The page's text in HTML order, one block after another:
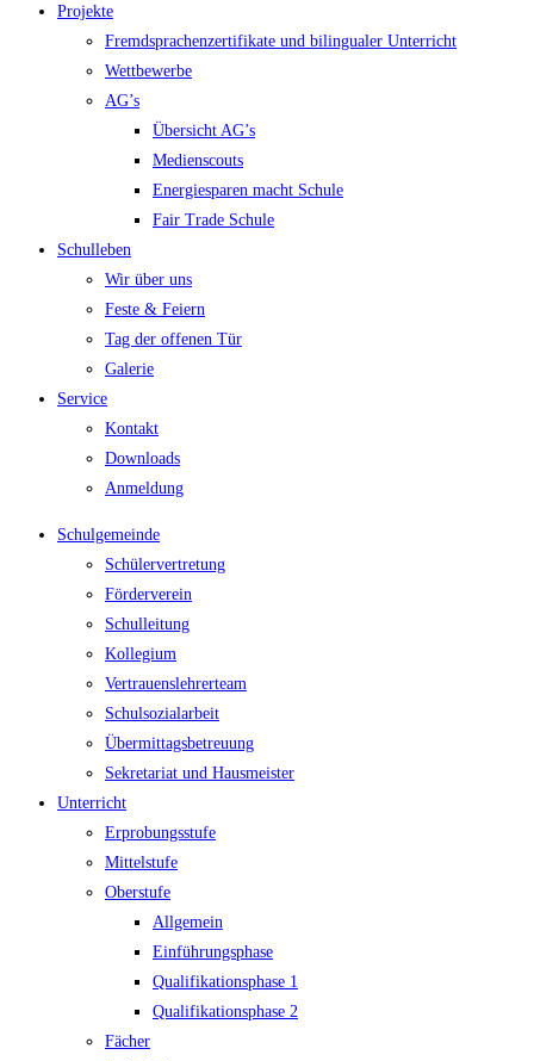
Projekte
Fremdsprachenzertifikate und bilingualer Unterricht
Wettbewerbe
AG’s
Übersicht AG’s
Medienscouts
Energiesparen macht Schule
Fair Trade Schule
Schulleben
Wir über uns
Feste & Feiern
Tag der offenen Tür
Galerie
Service
Kontakt
Downloads
Anmeldung
Schulgemeinde
Schülervertretung
Förderverein
Schulleitung
Kollegium
Vertrauenslehrerteam
Schulsozialarbeit
Übermittagsbetreuung
Sekretariat und Hausmeister
Unterricht
Erprobungsstufe
Mittelstufe
Oberstufe
Allgemein
Einführungsphase
Qualifikationsphase 1
Qualifikationsphase 2
Fächer